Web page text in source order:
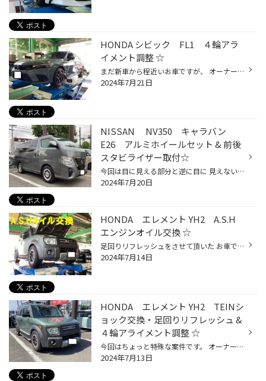
HONDA シビック FL1 ４輪アラ
イメント調整 ☆
まだ新車から程近いお車ですが、 オーナー様曰く「何か違和感が あるから見てほしい」との事。 新車でラインオフしたての車両 でも、アライメント不良は実に 良くあります！ 早速測定させて頂きますと… OH！やはり・・・ フロントタイヤの向きが基準値の 範囲から外れてしまってます！ 軽微なズレ方...
2024年7月21日
NISSAN NV350 キャラバン
E26 アルミホイールセット & 前後
スタビライザー取付☆
今回は目に見える部分と逆に目に 見えない部分両面の作業を同時に 承りでございます☆ 車高は変えず、ホイールセットと 走りを改善させたいというのが 今回のご要望です。 お選びい頂いたホイールはコチラ！ ハヤシレーシング ハヤシストリート STH 16X65 6/139.7 IS45 サイズ的には完全キャラバン...
2024年7月20日
HONDA エレメント YH2 A.S.H
エンジンオイル交換 ☆
足回りリフレッシュをさせて頂いた お車ですが作業中にエンジンオイル の量が著しく減っている事が判明！ オーナー様にお伝えすると「前回 いつ換えてか覚えてない。」との 事でしたので、そのままエンジン オイルとフィルターの交換を実施 する事と相成りました☆ 交換するオイルはコチラ！ A.S.H V...
2024年7月14日
HONDA エレメント YH2 TEINシ
ョック交換・足回りリフレッシュ &
４輪アライメント調整 ☆
今回はちょっと特殊な案件です。 オーナー様は足回りのリフレッシュ をご希望で、実は当店以外のお店 にもご相談されたものの、純正部品 がもう生産されておらず、実質作業 が出来ないという事態でお困りとの 事…ダメ元で当店にご来店下さった のでした。 乗り味がかなり悪化しているらしく フロン...
2024年7月13日